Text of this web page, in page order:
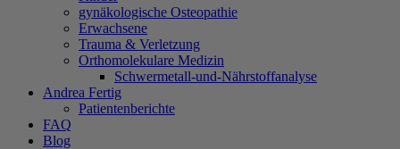
gynäkologische Osteopathie
Erwachsene
Trauma & Verletzung
Orthomolekulare Medizin
Schwermetall-und-Nährstoffanalyse
Andrea Fertig
Patientenberichte
FAQ
Blog